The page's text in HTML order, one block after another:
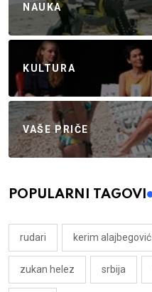
NAUKA
KULTURA
VAŠE PRIČE
POPULARNI TAGOVI
rudari kerim alajbegović
zukan helez srbija